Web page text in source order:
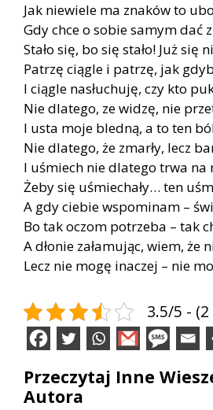
Jak niewiele ma znaków to
Gdy chce o sobie samym dać
Stało się, bo się stało! Już się
Patrzę ciągle i patrzę, jak
I ciągle nasłuchuję, czy kto
Nie dlatego, ze widzę, nie
I usta moje bledną, a to ten
Nie dlatego, że zmarły, lecz
I uśmiech nie dlatego trwa na
Żeby się uśmiechały… ten
A gdy ciebie wspominam –
Bo tak oczom potrzeba – tak
A dłonie załamując, wiem, że
Lecz nie mogę inaczej – nie
3.5/5 - (2
Przeczytaj Inne
Autora